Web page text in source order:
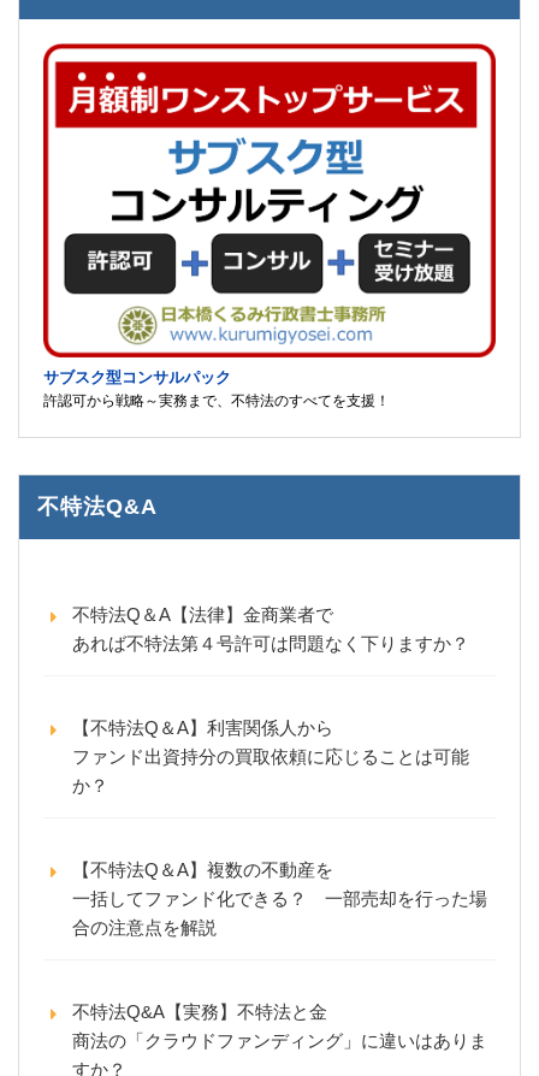
サブスク型コンサルパック
許認可から戦略～実務まで、不特法のすべてを支援！
不特法Q&A
不特法Q＆A【法律】金商業者で
あれば不特法第４号許可は問題なく下りますか？
【不特法Q＆A】利害関係人から
ファンド出資持分の買取依頼に応じることは可能
か？
【不特法Q＆A】複数の不動産を
一括してファンド化できる？ 一部売却を行った場
合の注意点を解説
不特法Q&A【実務】不特法と金
商法の「クラウドファンディング」に違いはありま
すか？